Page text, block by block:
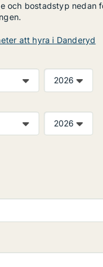
och bostadstyp nedan
att hyra i Danderyd